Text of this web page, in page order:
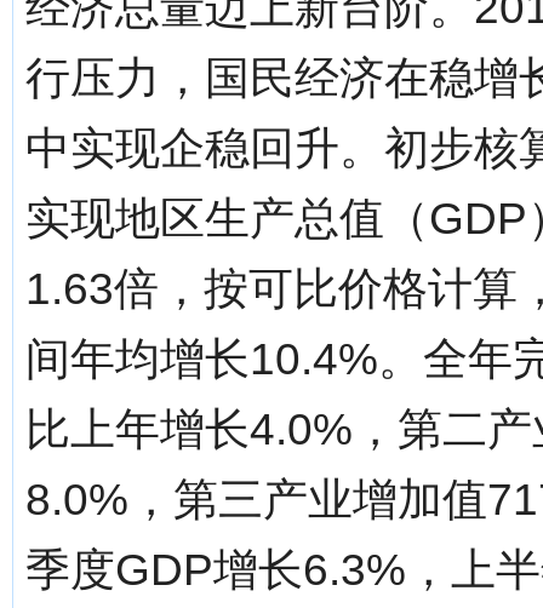
行压力，国民经济在稳增
中实现企稳回升。初步核
实现地区生产总值（GDP
1.63倍，按可比价格计算
间年均增长10.4%。全年
比上年增长4.0%，第二
8.0%，第三产业增加值
季度GDP增长6.3%，上